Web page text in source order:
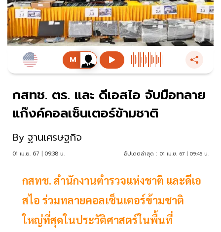
กสทช. ตร. และ ดีเอสไอ จับมือทลาย
แก๊งค์คอลเซ็นเตอร์ข้ามชาติ
By ฐานเศรษฐกิจ
01 เม.ย. 67 | 09:38 น. อัปเดตล่าสุด : 01 เม.ย. 67 | 09:45 น.
กสทช. สำนักงานตำรวจแห่งชาติ และดีเอ
สไอ ร่วมทลายคอลเซ็นเตอร์ข้ามชาติ
ใหญ่ที่สุดในประวัติศาสตร์ในพื้นที่